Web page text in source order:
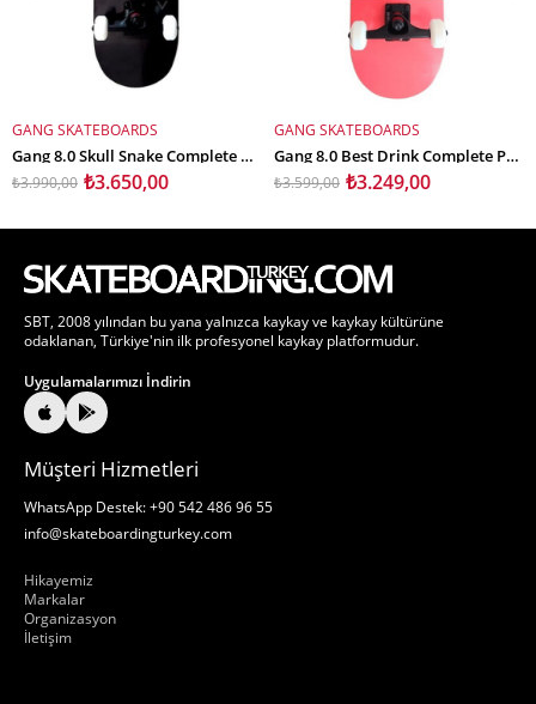
SEPETE EKLE
GANG SKATEBOARDS
Gang 8.0 Skull Snake Complete Profesyonel Kaykay
₺3.650,00
₺3.990,00
SEPETE EKLE
GANG SKATEBOARDS
Gang 8.0 Best Drink Complete Profesyonel Kaykay
₺3.249,00
₺3.599,00
SBT, 2008 yılından bu yana yalnızca kaykay ve kaykay kültürüne
odaklanan, Türkiye'nin ilk profesyonel kaykay platformudur.
Uygulamalarımızı İndirin
Müşteri Hizmetleri
WhatsApp Destek: +90 542 486 96 55
info@skateboardingturkey.com
Hikayemiz
Markalar
Organizasyon
İletişim